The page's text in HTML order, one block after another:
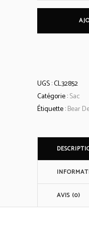
quantity
UGS :CL32852
Catégorie :Sac
Étiquette :Bear
AVIS (0)